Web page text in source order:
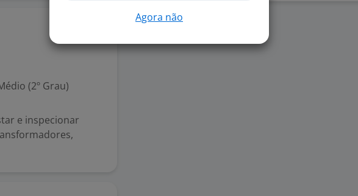
(2º Grau)
e inspecionar
Agora não